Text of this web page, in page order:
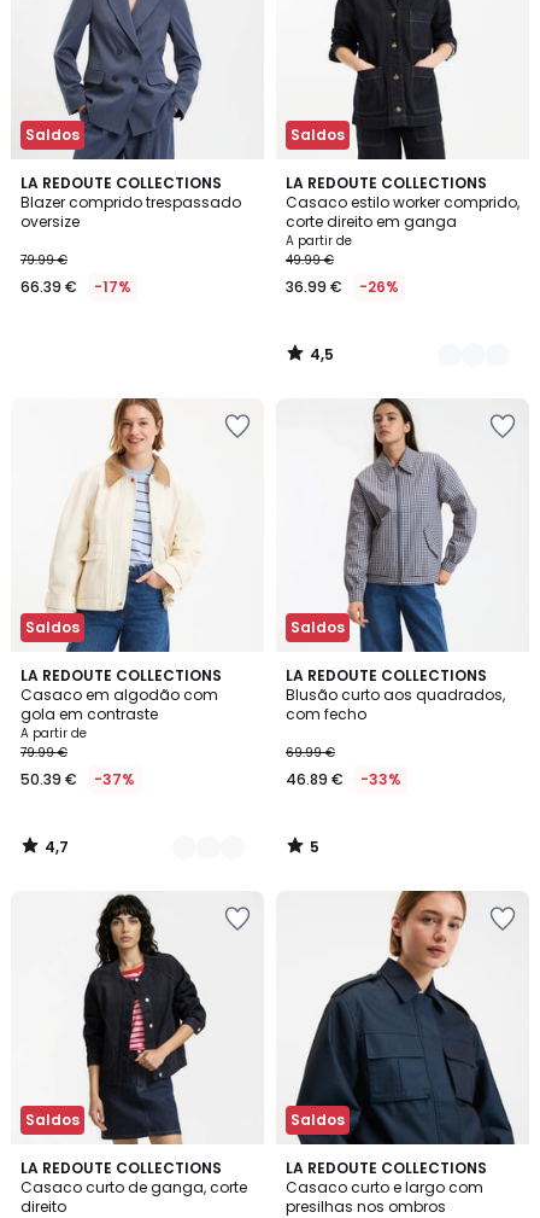
Saldos
LA REDOUTE COLLECTIONS
Blazer comprido trespassado
oversize
79.99 €
66.39 € -17%
Saldos
LA REDOUTE COLLECTIONS
Casaco estilo worker comprido,
corte direito em ganga
A partir de
49.99 €
36.99 € -26%
4,5
/ 5
2
Cores
4,5
/
Saldos
LA REDOUTE COLLECTIONS
Casaco em algodão com
gola em contraste
A partir de
79.99 €
50.39 € -37%
4,7
/ 5
2
Cores
4,7
/
Saldos
LA REDOUTE COLLECTIONS
Blusão curto aos quadrados,
com fecho
69.99 €
46.89 € -33%
5
/
5
5
/
Saldos
LA REDOUTE COLLECTIONS
Casaco curto de ganga, corte
direito
3,5
/ 5
Saldos
LA REDOUTE COLLECTIONS
Casaco curto e largo com
presilhas nos ombros